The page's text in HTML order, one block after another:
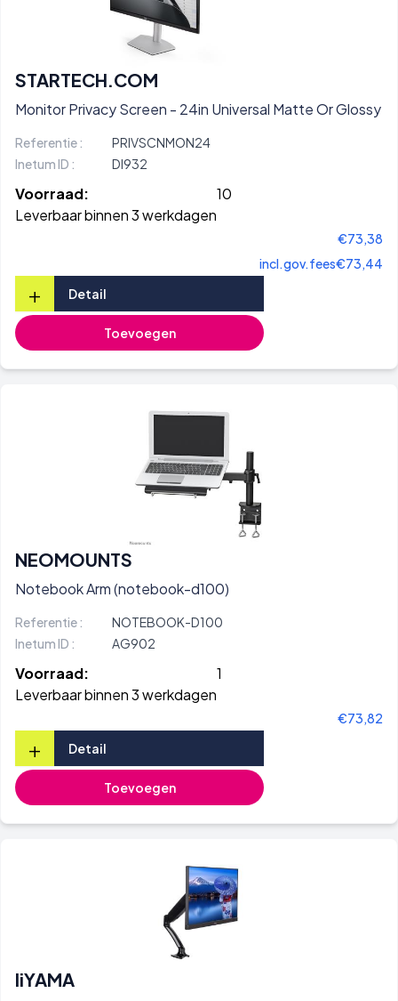
STARTECH.COM
Monitor Privacy Screen - 24in Universal Matte Or Glossy
Referentie :
PRIVSCNMON24
Inetum ID :
DI932
Voorraad:
10
Leverbaar binnen 3 werkdagen
€73,38
incl.gov.fees€73,44
+ Detail
Toevoegen
NEOMOUNTS
Notebook Arm (notebook-d100)
Referentie :
NOTEBOOK-D100
Inetum ID :
AG902
Voorraad:
1
Leverbaar binnen 3 werkdagen
€73,82
+ Detail
Toevoegen
IiYAMA